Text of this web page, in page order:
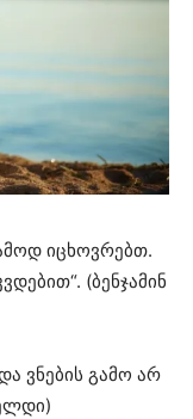
იცხოვრებთ.
(ბენჯამინ
ვნების გამო არ